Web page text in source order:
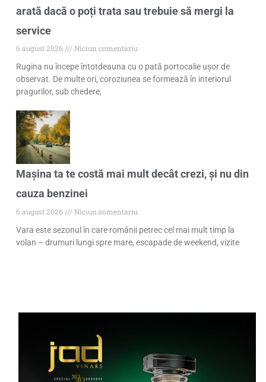
arată dacă o poți trata sau trebuie să mergi la
service
6 august 2026
Niciun comentariu
Rugina nu începe întotdeauna cu o pată portocalie ușor de
observat. De multe ori, coroziunea se formează în interiorul
pragurilor, sub chedere,
Mașina ta te costă mai mult decât crezi, și nu din
cauza benzinei
6 august 2026
Niciun comentariu
Vara este sezonul în care românii petrec cel mai mult timp la
volan – drumuri lungi spre mare, escapade de weekend, vizite